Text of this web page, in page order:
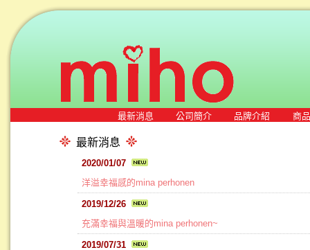
最新消息 公司簡介 品牌介紹 商
最新消息
2020/01/07
洋溢幸福感的mina perhonen
2019/12/26
充滿幸福與溫暖的mina perhonen~
2019/07/31